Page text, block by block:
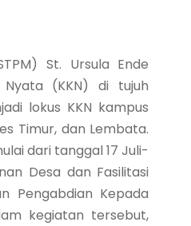
St. Ursula Ende
Nyata (KKN) di tujuh
lokus KKN kampus
Timur, dan Lembata.
dari tanggal 17 Juli-
Desa dan Fasilitasi
Pengabdian Kepada
kegiatan tersebut,